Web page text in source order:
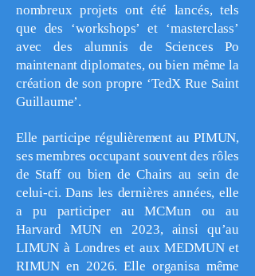
nombreux projets ont été lancés, tels
que des ‘workshops’ et ‘masterclass’
avec des alumnis de Sciences Po
maintenant diplomates, ou bien même la
création de son propre ‘TedX Rue Saint
Guillaume’.
Elle participe régulièrement au PIMUN,
ses membres occupant souvent des rôles
de Staff ou bien de Chairs au sein de
celui-ci. Dans les dernières années, elle
a pu participer au MCMun ou au
Harvard MUN en 2023, ainsi qu’au
LIMUN à Londres et aux MEDMUN et
RIMUN en 2026. Elle organisa même